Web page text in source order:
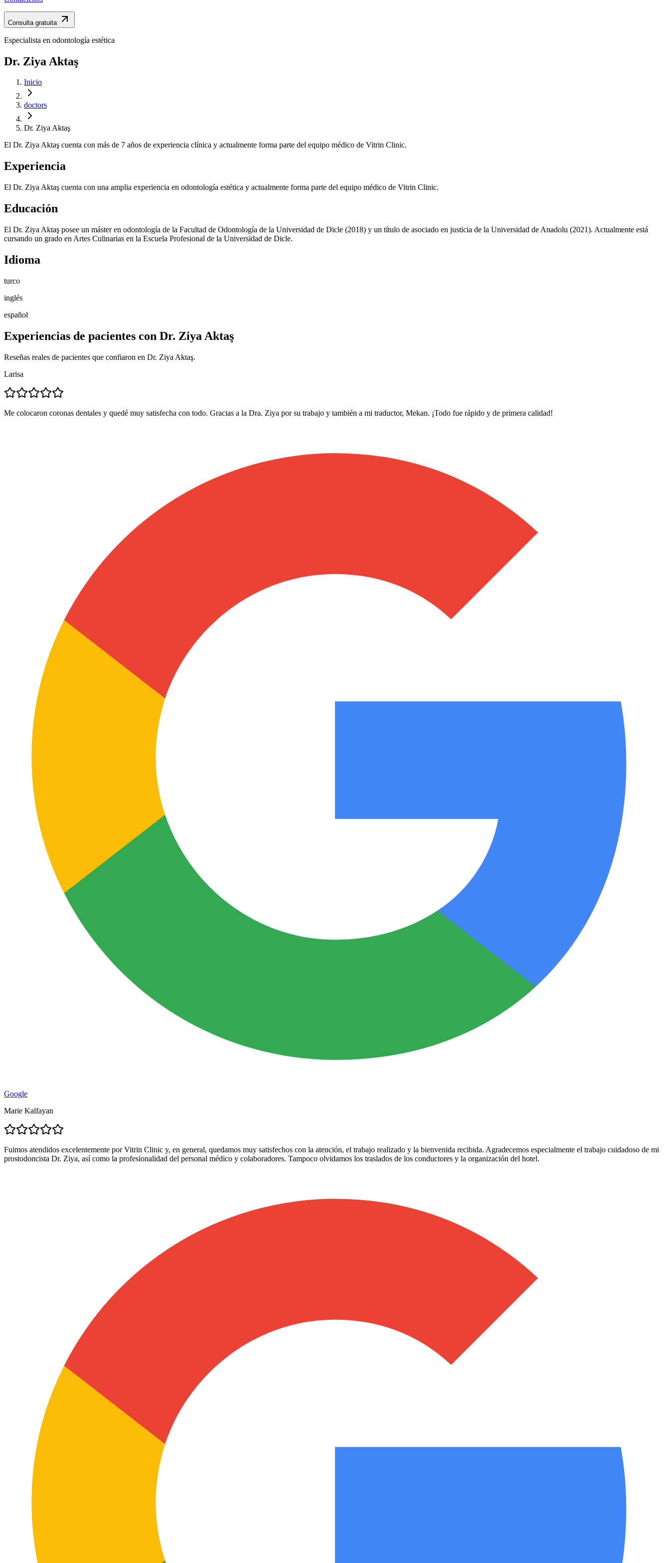
Consulta gratuita
Especialista en odontología estética
Dr. Ziya Aktaş
Inicio
doctors
Dr. Ziya Aktaş
El Dr. Ziya Aktaş cuenta con más de 7 años de experiencia clínica y actualmente forma parte del equipo médico de Vitrin Clinic.
Experiencia
El Dr. Ziya Aktaş cuenta con una amplia experiencia en odontología estética y actualmente forma parte del equipo médico de Vitrin Clinic.
Educación
El Dr. Ziya Aktaş posee un máster en odontología de la Facultad de Odontología de la Universidad de Dicle (2018) y un título de asociado en justicia de la Universidad de Anadolu (2021). Actualmente está
cursando un grado en Artes Culinarias en la Escuela Profesional de la Universidad de Dicle.
Idioma
turco
inglés
español
Experiencias de pacientes con Dr. Ziya Aktaş
Reseñas reales de pacientes que confiaron en Dr. Ziya Aktaş.
Larisa
Me colocaron coronas dentales y quedé muy satisfecha con todo. Gracias a la Dra. Ziya por su trabajo y también a mi traductor, Mekan. ¡Todo fue rápido y de primera calidad!
Google
Marie Kalfayan
Fuimos atendidos excelentemente por Vitrin Clinic y, en general, quedamos muy satisfechos con la atención, el trabajo realizado y la bienvenida recibida. Agradecemos especialmente el trabajo cuidadoso de mi
prostodoncista Dr. Ziya, así como la profesionalidad del personal médico y colaboradores. Tampoco olvidamos los traslados de los conductores y la organización del hotel.